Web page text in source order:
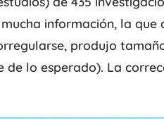
información, la
produjo
de lo esperado). La